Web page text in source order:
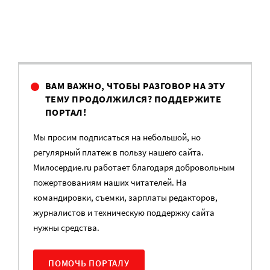
ВАМ ВАЖНО, ЧТОБЫ РАЗГОВОР НА ЭТУ
ТЕМУ ПРОДОЛЖИЛСЯ? ПОДДЕРЖИТЕ
ПОРТАЛ!
Мы просим подписаться на небольшой, но
регулярный платеж в пользу нашего сайта.
Милосердие.ru работает благодаря добровольным
пожертвованиям наших читателей. На
командировки, съемки, зарплаты редакторов,
журналистов и техническую поддержку сайта
нужны средства.
ПОМОЧЬ ПОРТАЛУ